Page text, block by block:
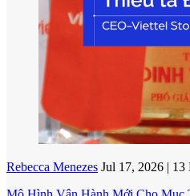
Rebecca Menezes Jul 17, 2026 |